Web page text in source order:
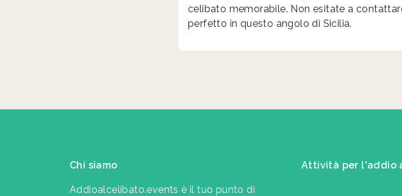
celibato memorabile. Non esitate a
perfetto in questo angolo di Sicilia.
Chi siamo
Addioalcelibato.events è il tuo punto di
Attività per l'addio